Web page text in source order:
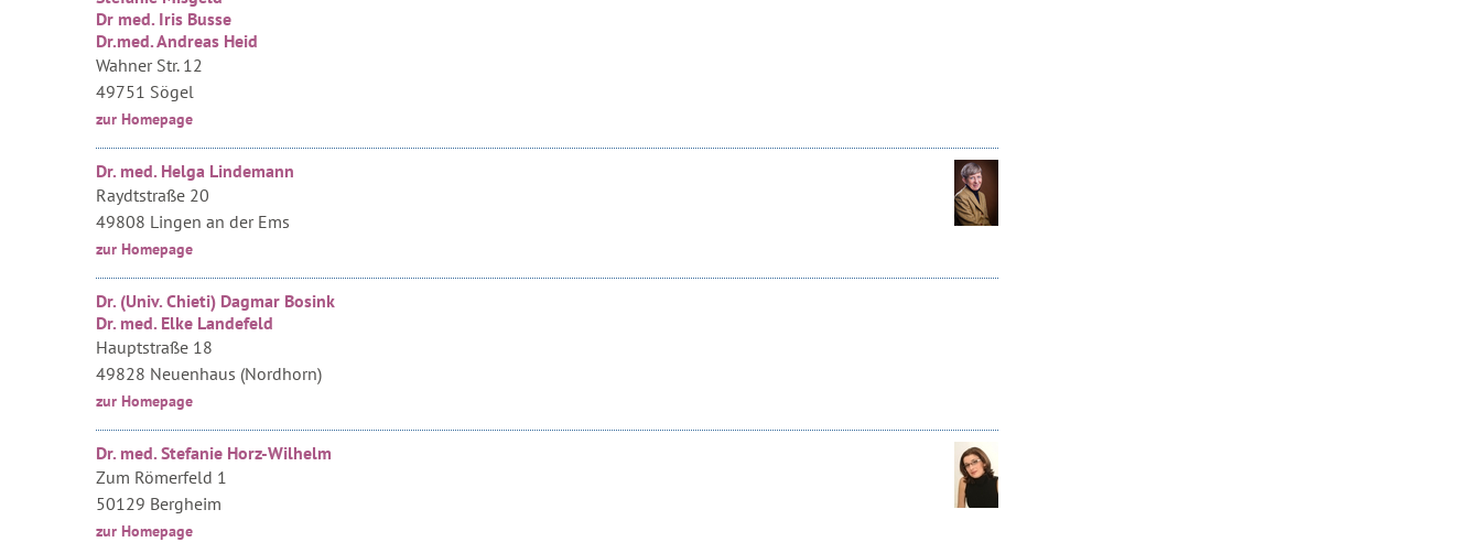
Dr med. Iris Busse
Dr.med. Andreas Heid
Wahner Str. 12
49751 Sögel
zur Homepage
Dr. med. Helga Lindemann
Raydtstraße 20
49808 Lingen an der Ems
zur Homepage
Dr. (Univ. Chieti) Dagmar Bosink
Dr. med. Elke Landefeld
Hauptstraße 18
49828 Neuenhaus (Nordhorn)
zur Homepage
Dr. med. Stefanie Horz-Wilhelm
Zum Römerfeld 1
50129 Bergheim
zur Homepage